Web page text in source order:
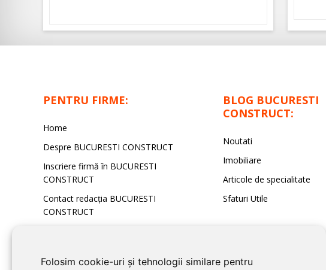
Folosim cookie-uri și tehnologii similare pentru
PENTRU FIRME:
Home
Despre BUCURESTI CONSTRUCT
Inscriere firmă în BUCURESTI
CONSTRUCT
Contact redacţia BUCURESTI
CONSTRUCT
BLOG BUCURESTI
CONSTRUCT:
Noutati
Imobiliare
Articole de specialitate
Sfaturi Utile